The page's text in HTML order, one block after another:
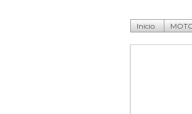
Inicio